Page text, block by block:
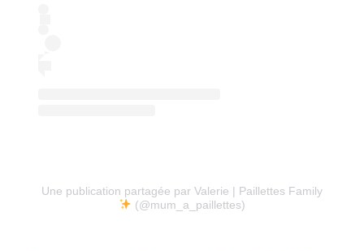
Une publication partagée par Valerie | Paillettes Family
(@mum_a_paillettes)